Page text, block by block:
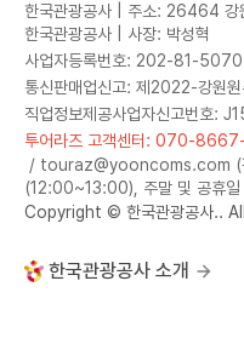
한국관광공사 | 주소: 26464 강
한국관광공사 | 사장: 박성혁
사업자등록번호: 202-81-
통신판매업신고: 제2022-강원
직업정보제공사업자신고번호:
투어라즈 고객센터: 070-
/ touraz@yooncoms.com (
(12:00~13:00), 주말 및 공휴일
Copyright © 한국관광공사..
한국관광공사 소개